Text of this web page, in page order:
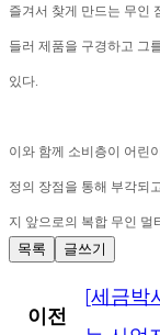
즐겨서 찾게 만드는 무인
들러 제품을 구경하고 그
있다.
이와 함께 소비층이 어린
정의 장점을 통해 부각되
지 앞으로의 복합 무인 멀
목록 글쓰기
이전
[세금박